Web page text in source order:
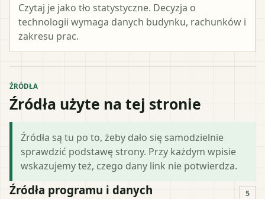
Czytaj je jako tło statystyczne. Decyzja o
technologii wymaga danych budynku, rachunków i
zakresu prac.
ŹRÓDŁA
Źródła użyte na tej stronie
Źródła są tu po to, żeby dało się samodzielnie
sprawdzić podstawę strony. Przy każdym wpisie
wskazujemy też, czego dany link nie potwierdza.
Źródła programu i danych 5